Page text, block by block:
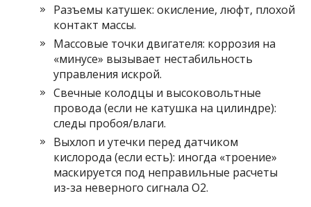
Разъемы катушек: окисление, люфт, плохой
контакт массы.
Массовые точки двигателя: коррозия на
«минусе» вызывает нестабильность
управления искрой.
Свечные колодцы и высоковольтные
провода (если не катушка на цилиндре):
следы пробоя/влаги.
Выхлоп и утечки перед датчиком
кислорода (если есть): иногда «троение»
маскируется под неправильные расчеты
из-за неверного сигнала O2.